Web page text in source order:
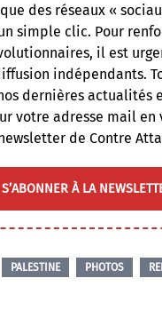
des réseaux «
simple clic. Pour
il est
indépendants.
dernières actualités
votre adresse mail en
de Contre
S’ABONNER À LA
PALESTINE PHOTOS